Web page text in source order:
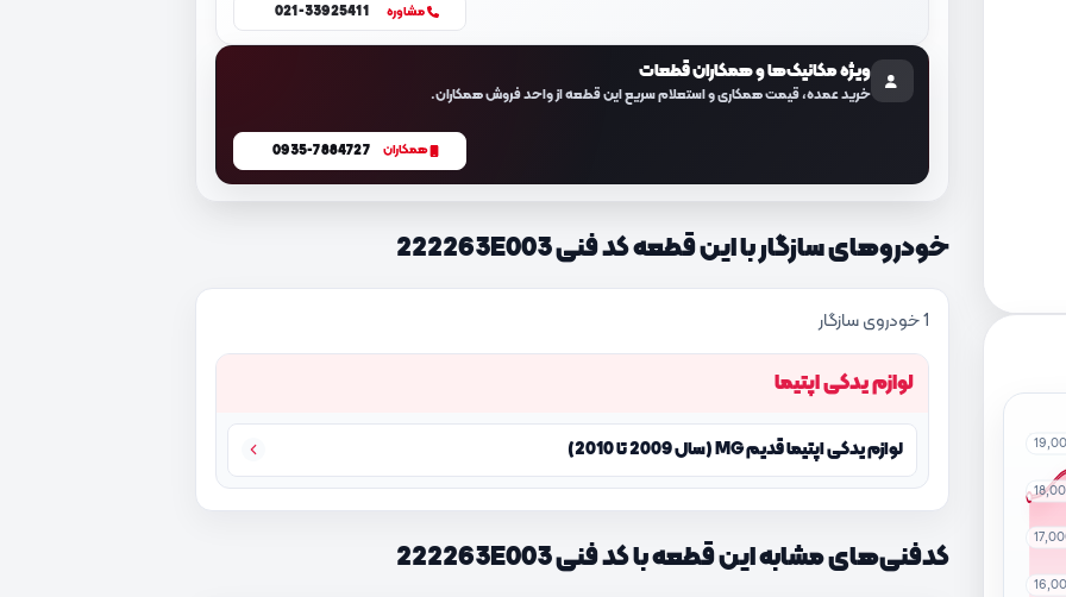
مشاوره 021-33925411
ویژه مکانیک‌ها و همکاران قطعات
خرید عمده، قیمت همکاری و استعلام سریع این قطعه از واحد فروش همکاران.
همکاران 0935-7884727
خودروهای سازگار با این قطعه کد فنی 222263E003
1 خودروی سازگار
لوازم یدکی اپتیما
لوازم یدکی اپتیما قدیم MG (سال 2009 تا 2010)
کدفنی‌های مشابه این قطعه با کد فنی 222263E003